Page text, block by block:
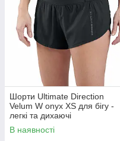
Шорти Ultimate Direction
Velum W onyx XS для бігу -
легкі та дихаючі
В наявності